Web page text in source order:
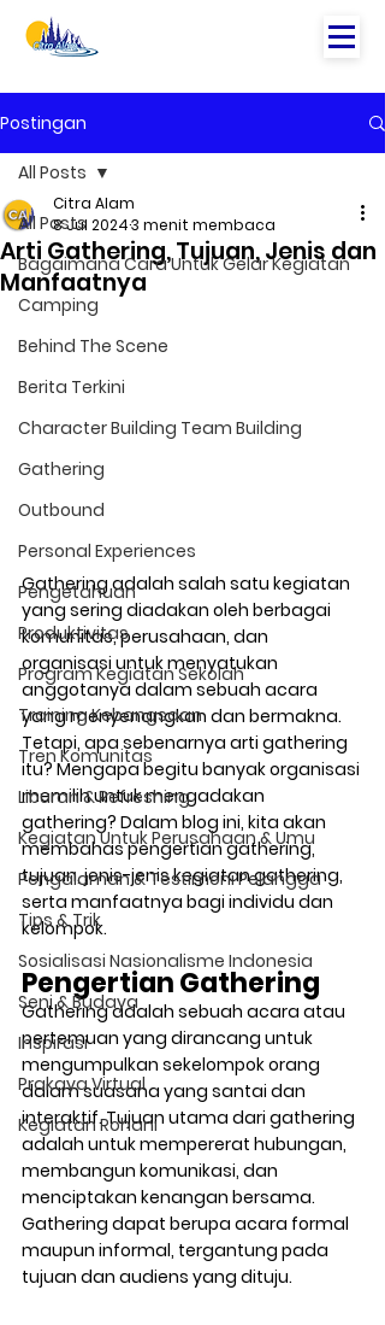
Postingan
All Posts
Bagaimana Cara Untuk Gelar Kegiatan
Camping
Behind The Scene
Berita Terkini
Character Building Team Building
Gathering
Outbound
Personal Experiences
Pengetahuan
Produktivitas
Program Kegiatan Sekolah
Training Kebangsaan
Tren Komunitas
Liburan & Refreshing
Kegiatan Untuk Perusahaan & Umu
Pengalaman & Testimoni Pelangga
Tips & Trik
Sosialisasi Nasionalisme Indonesia
Seni & Budaya
Inspirasi
Prakaya Virtual
Kegiatan Rohani
All Posts
Arti Gathering, Tujuan, Jenis dan
Manfaatnya
Citra Alam
8 Jul 20243 menit membaca
Gathering adalah salah satu kegiatan
yang sering diadakan oleh berbagai
komunitas, perusahaan, dan
organisasi untuk menyatukan
anggotanya dalam sebuah acara
yang menyenangkan dan bermakna.
Tetapi, apa sebenarnya arti gathering
itu? Mengapa begitu banyak organisasi
memilih untuk mengadakan
gathering? Dalam blog ini, kita akan
membahas pengertian gathering,
tujuan, jenis-jenis kegiatan gathering,
serta manfaatnya bagi individu dan
kelompok.
Pengertian Gathering
Gathering adalah sebuah acara atau
pertemuan yang dirancang untuk
mengumpulkan sekelompok orang
dalam suasana yang santai dan
interaktif. Tujuan utama dari gathering
adalah untuk mempererat hubungan,
membangun komunikasi, dan
menciptakan kenangan bersama.
Gathering dapat berupa acara formal
maupun informal, tergantung pada
tujuan dan audiens yang dituju.